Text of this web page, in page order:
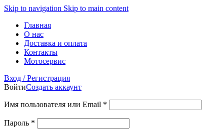
Skip to navigation Skip to main content
Главная
О нас
Доставка и оплата
Контакты
Мотосервис
Вход / Регистрация
ВойтиСоздать аккаунт
Имя пользователя или Email *
Пароль *